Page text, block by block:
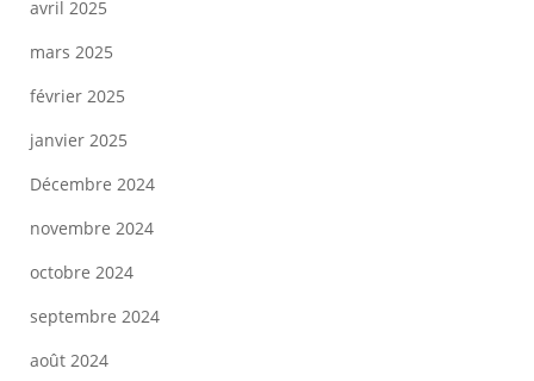
avril 2025
mars 2025
février 2025
janvier 2025
Décembre 2024
novembre 2024
octobre 2024
septembre 2024
août 2024